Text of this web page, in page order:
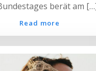
berät am
Read more